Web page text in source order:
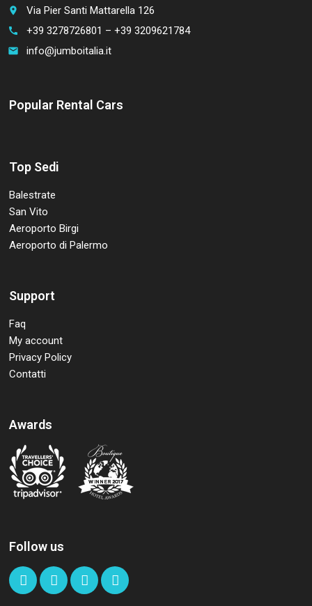
place Via Pier Santi Mattarella 126
call +39 3278726801 – +39 3209621784
email info@jumboitalia.it
Popular Rental Cars
Top Sedi
Balestrate
San Vito
Aeroporto Birgi
Aeroporto di Palermo
Support
Faq
My account
Privacy Policy
Contatti
Awards
Follow us